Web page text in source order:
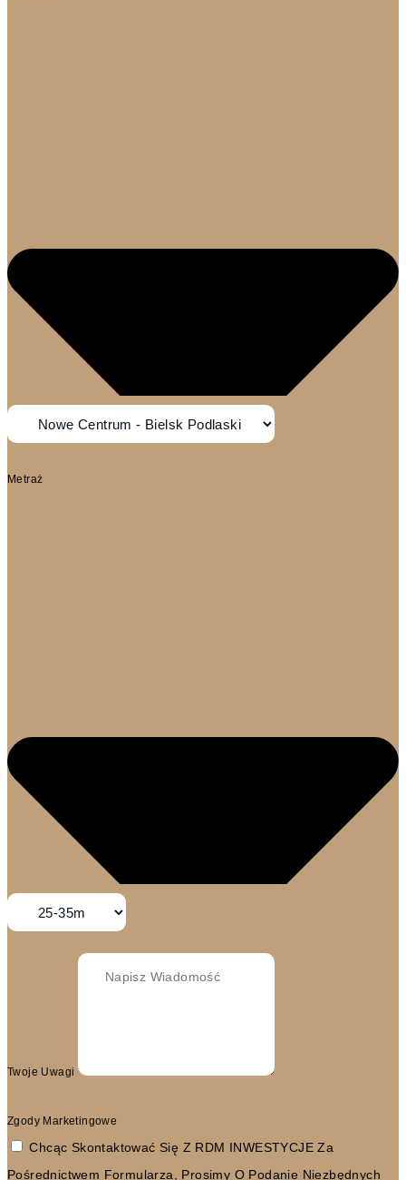
Metraż
Twoje Uwagi
Zgody Marketingowe
Chcąc Skontaktować Się Z RDM INWESTYCJE Za
Pośrednictwem Formularza, Prosimy O Podanie Niezbędnych